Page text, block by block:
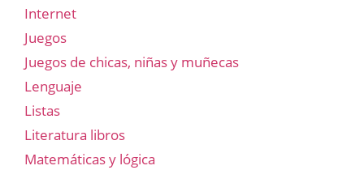
Internet
Juegos
Juegos de chicas, niñas y muñecas
Lenguaje
Listas
Literatura libros
Matemáticas y lógica